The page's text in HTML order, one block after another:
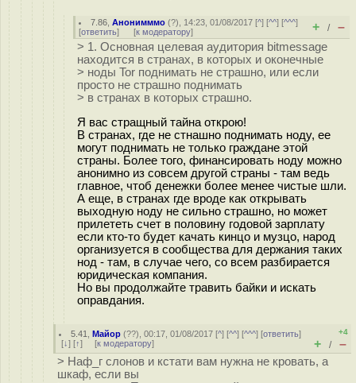
7.86 ,Анонимммо (?), 14:23, 01/08/2017 [^] [^^] [^^^]
[ответить] [к модератору] + / –
> 1. Основная целевая аудитория bitmessage
находится в странах, в которых и оконечные
> ноды Tor поднимать не страшно, или если
просто не страшно поднимать
> в странах в которых страшно.
Я вас стращный тайна открою!
В странах, где не стнашно поднимать ноду, ее
могут поднимать не только граждане этой
страны. Более того, финансировать ноду можно
анонимно из совсем другой страны - там ведь
главное, чтоб денежки более менее чистые шли.
А еще, в странах где вроде как открывать
выходную ноду не сильно страшно, но может
прилететь счет в половину годовой зарплату
если кто-то будет качать кинцо и музцо, народ
организуется в сообщества для держания таких
нод - там, в случае чего, со всем разбирается
юридическая компания.
Но вы продолжайте травить байки и искать
оправдания.
5.41 ,Майор (??), 00:17, 01/08/2017 [^] [^^] [^^^] [ответить]
[↓] [↑] [к модератору]
+4
+ / –
> Наф_г слонов и кстати вам нужна не кровать, а
шкаф, если вы